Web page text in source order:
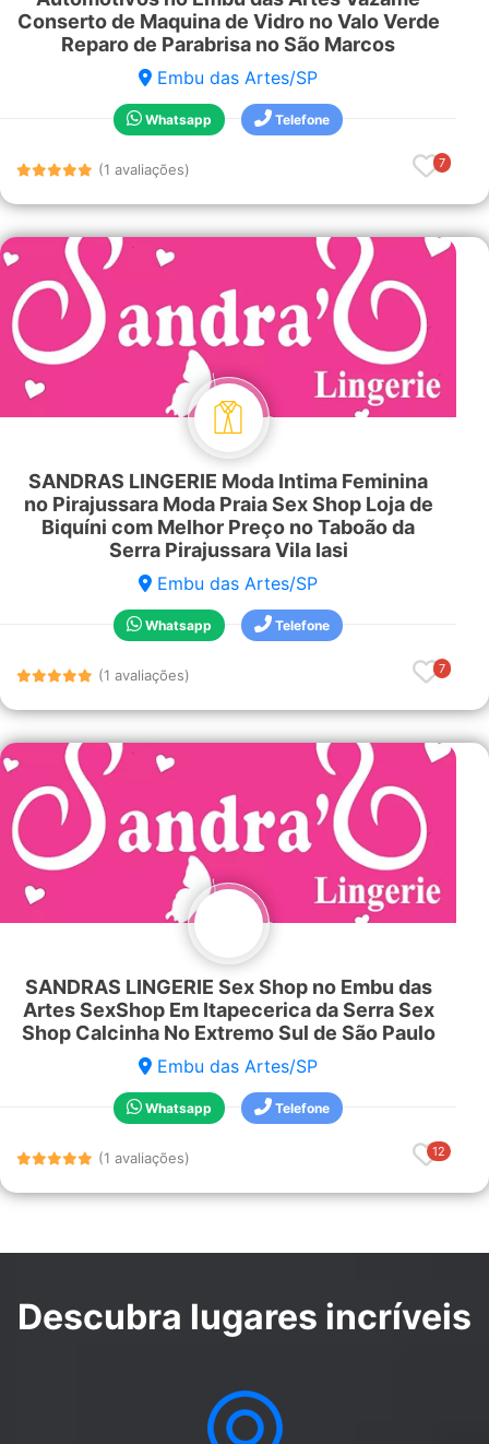
Conserto de Maquina de Vidro no Valo Verde
Reparo de Parabrisa no São Marcos
Embu das Artes/SP
Whatsapp Telefone
(1 avaliações) 7
SANDRAS LINGERIE Moda Intima Feminina
no Pirajussara Moda Praia Sex Shop Loja de
Biquíni com Melhor Preço no Taboão da
Serra Pirajussara Vila Iasi
Embu das Artes/SP
Whatsapp Telefone
(1 avaliações) 7
SANDRAS LINGERIE Sex Shop no Embu das
Artes SexShop Em Itapecerica da Serra Sex
Shop Calcinha No Extremo Sul de São Paulo
Embu das Artes/SP
Whatsapp Telefone
(1 avaliações) 12
Descubra lugares incríveis